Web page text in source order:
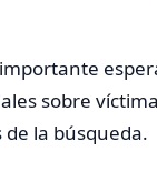
sobre
de la búsqueda.